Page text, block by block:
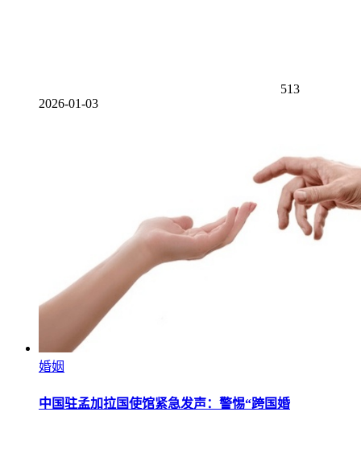
513
2026-01-03
婚姻
中国驻孟加拉国使馆紧急发声：警惕“跨国婚